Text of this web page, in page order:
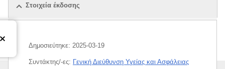
Στοιχεία έκδοσης
Δημοσιεύτηκε: 2025-03-19
Συντάκτης/-ες: Γενική Διεύθυνση Υγείας και Ασφάλειας